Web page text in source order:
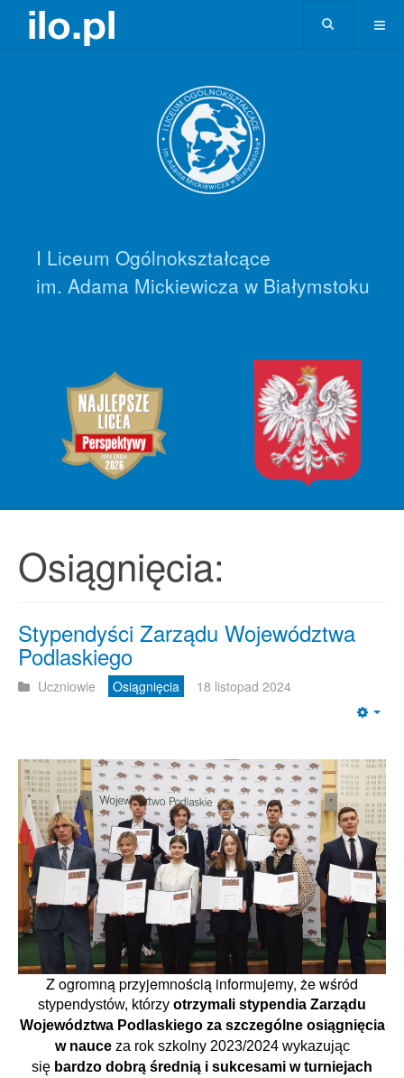
I Liceum Ogólnokształcące
im. Adama Mickiewicza w Białymstoku
Osiągnięcia:
Stypendyści Zarządu Województwa
Podlaskiego
Uczniowie Osiągnięcia 18 listopad 2024
Z ogromną przyjemnością informujemy, że wśród
stypendystów, którzy otrzymali stypendia Zarządu
Województwa Podlaskiego za szczególne osiągnięcia
w nauce za rok szkolny 2023/2024 wykazując
się bardzo dobrą średnią i sukcesami w turniejach